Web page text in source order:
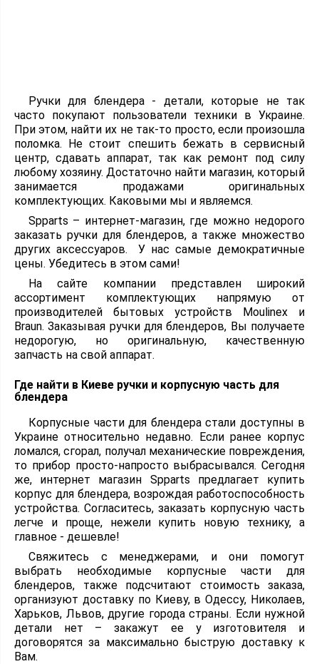
Ручки для блендера - детали, которые не так
часто покупают пользователи техники в Украине.
При этом, найти их не так-то просто, если произошла
поломка. Не стоит спешить бежать в сервисный
центр, сдавать аппарат, так как ремонт под силу
любому хозяину. Достаточно найти магазин, который
занимается продажами оригинальных
комплектующих. Каковыми мы и являемся.
Spparts – интернет-магазин, где можно недорого
заказать ручки для блендеров, а также множество
других аксессуаров. У нас самые демократичные
цены. Убедитесь в этом сами!
На сайте компании представлен широкий
ассортимент комплектующих напрямую от
производителей бытовых устройств Moulinex и
Braun. Заказывая ручки для блендеров, Вы получаете
недорогую, но оригинальную, качественную
запчасть на свой аппарат.
Где найти в Киеве ручки и корпусную часть для
блендера
Корпусные части для блендера стали доступны в
Украине относительно недавно. Если ранее корпус
ломался, сгорал, получал механические повреждения,
то прибор просто-напросто выбрасывался. Сегодня
же, интернет магазин Spparts предлагает купить
корпус для блендера, возрождая работоспособность
устройства. Согласитесь, заказать корпусную часть
легче и проще, нежели купить новую технику, а
главное - дешевле!
Свяжитесь с менеджерами, и они помогут
выбрать необходимые корпусные части для
блендеров, также подсчитают стоимость заказа,
организуют доставку по Киеву, в Одессу, Николаев,
Харьков, Львов, другие города страны. Если нужной
детали нет – закажут ее у изготовителя и
договорятся за максимально быструю доставку к
Вам.